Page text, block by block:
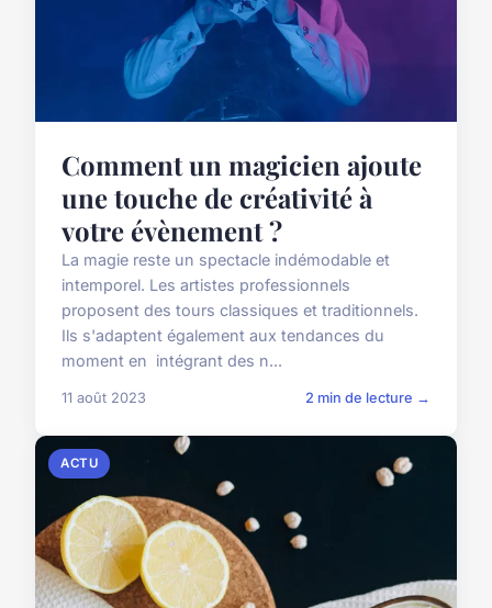
Comment un magicien ajoute
une touche de créativité à
votre évènement ?
La magie reste un spectacle indémodable et
intemporel. Les artistes professionnels
proposent des tours classiques et traditionnels.
Ils s'adaptent également aux tendances du
moment en intégrant des n...
11 août 2023 2 min de lecture →
ACTU